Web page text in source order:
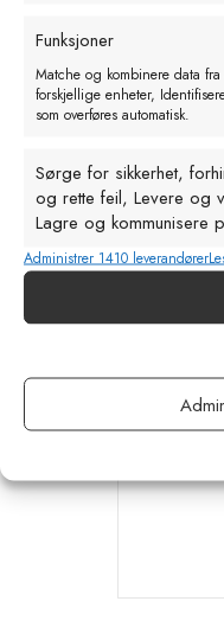
Funksjoner
Matche og kombinere data
forskjellige enheter,
som overføres automatisk.
Sørge for sikkerhet,
og rette feil, Levere og
Lagre og kommunisere
Administrer 1410 leverandører
LacTek